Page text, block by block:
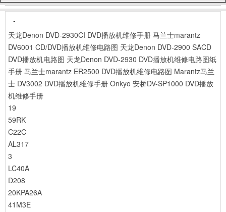
-
天龙Denon DVD-2930CI DVD播放机维修手册 马兰士marantz
DV6001 CD/DVD播放机维修电路图 天龙Denon DVD-2900 SACD
DVD播放机电路图 天龙Denon DVD-2930 DVD播放机维修电路图纸
手册 马兰士marantz ER2500 DVD播放机维修电路图 Marantz马兰
士 DV3002 DVD播放机维修手册 Onkyo 安桥DV-SP1000 DVD播放
机维修手册
19
59RK
C22C
AL317
3
LC40A
D208
20KPA26A
41M3E